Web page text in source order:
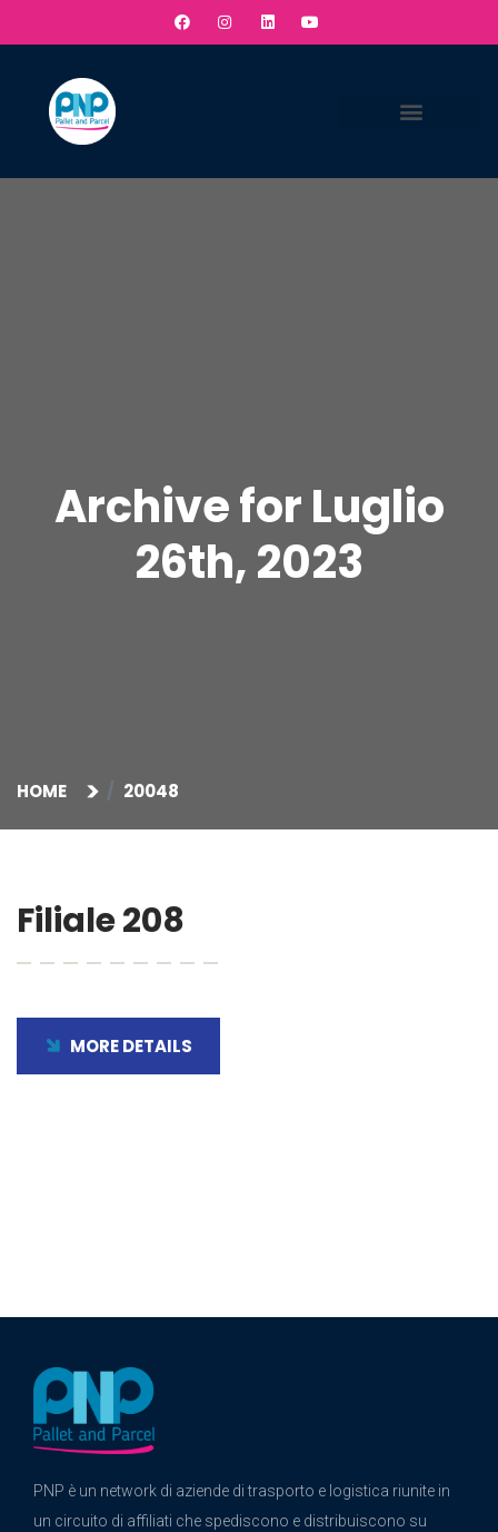
Archive for Luglio
26th, 2023
HOME 20048
Filiale 208
MORE DETAILS
PNP è un network di aziende di trasporto e logistica riunite in
un circuito di affiliati che spediscono e distribuiscono su